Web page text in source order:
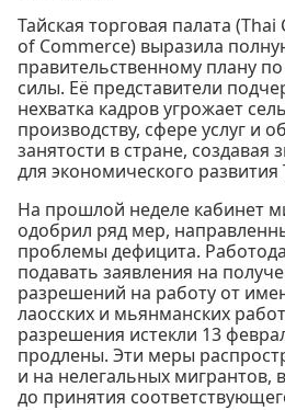
Тайская торговая палата
of Commerce) выразила
правительственному плану
силы. Её представители
нехватка кадров угрожает
производству, сфере услуг и
занятости в стране,
для экономического развития
На прошлой неделе кабинет
одобрил ряд мер,
проблемы дефицита.
подавать заявления на
разрешений на работу от
лаосских и мьянманских
разрешения истекли 13
продлены. Эти меры
и на нелегальных мигрантов,
до принятия